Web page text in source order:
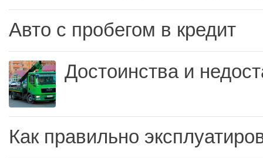
Авто с пробегом в кредит
Достоинства и
Как правильно